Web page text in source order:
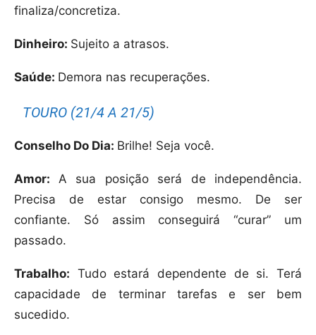
finaliza/concretiza.
Dinheiro: Sujeito a atrasos.
Saúde: Demora nas recuperações.
TOURO (21/4 A 21/5)
Conselho Do Dia: Brilhe! Seja você.
Amor: A sua posição será de independência.
Precisa de estar consigo mesmo. De ser
confiante. Só assim conseguirá “curar” um
passado.
Trabalho: Tudo estará dependente de si. Terá
capacidade de terminar tarefas e ser bem
sucedido.